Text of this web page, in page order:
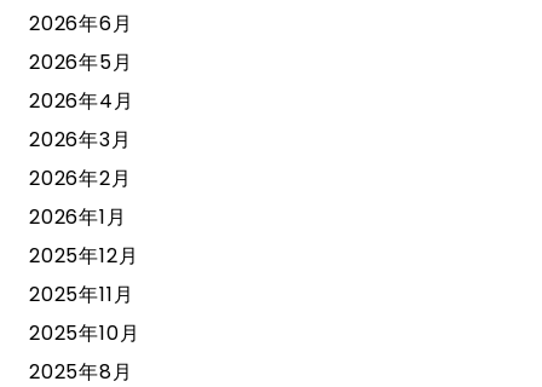
2026年6月
2026年5月
2026年4月
2026年3月
2026年2月
2026年1月
2025年12月
2025年11月
2025年10月
2025年8月